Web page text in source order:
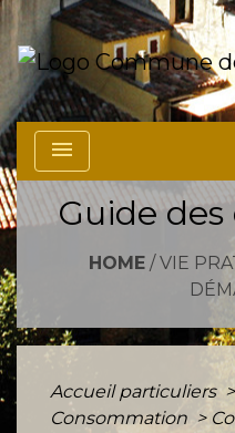
menu
Guide
HOME/ VIE
Accueil particuliers >
Consommation >